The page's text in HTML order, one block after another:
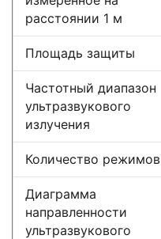
расстоянии 1 м
Площадь защиты
Частотный диапазон
ультразвукового
излучения
Количество режимов
Диаграмма
направленности
ультразвукового